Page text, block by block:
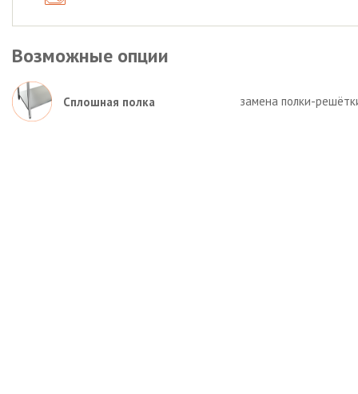
Возможные опции
Сплошная полка замена полки-